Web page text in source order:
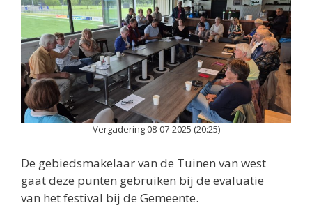
Vergadering 08-07-2025 (20:25)
De gebiedsmakelaar van de Tuinen van west
gaat deze punten gebruiken bij de evaluatie
van het festival bij de Gemeente.